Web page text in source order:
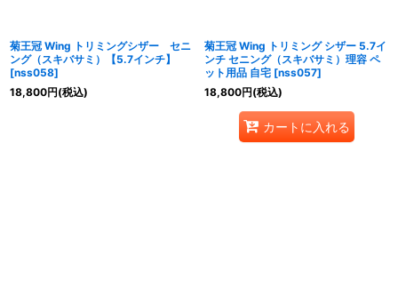
菊王冠 Wing トリミングシザー セニ
ング（スキバサミ）【5.7インチ】
[nss058]
18,800円(税込)
菊王冠 Wing トリミング シザー 5.7イ
ンチ セニング（スキバサミ）理容 ペ
ット用品 自宅 [nss057]
18,800円(税込)
カートに入れる